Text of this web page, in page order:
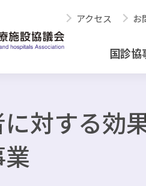
アクセス お
国診協
対する効